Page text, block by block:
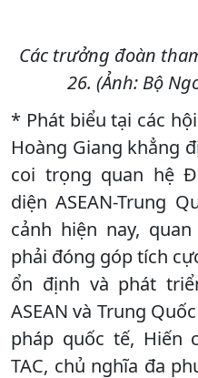
Các trưởng đoàn
26. (Ảnh: Bộ
* Phát biểu tại các
Hoàng Giang khẳng
coi trọng quan hệ
diện ASEAN-Trung
cảnh hiện nay, quan
phải đóng góp tích
ổn định và phát
ASEAN và Trung
pháp quốc tế, Hiến
TAC, chủ nghĩa đa